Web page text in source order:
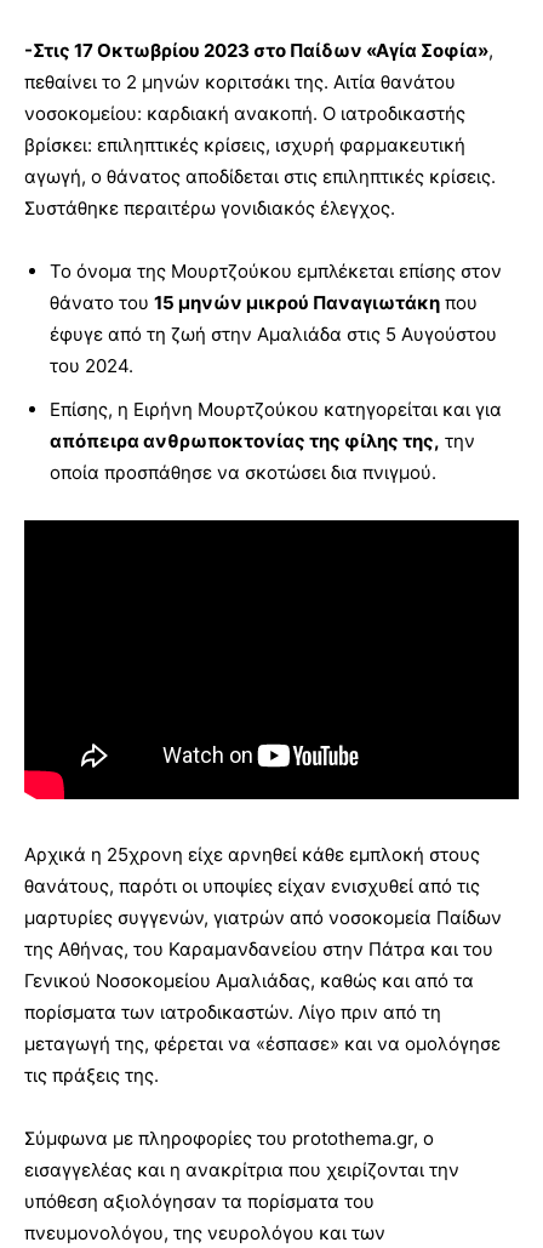
-Στις 17 Οκτωβρίου 2023 στο Παίδων «Αγία Σοφία»,
πεθαίνει το 2 μηνών κοριτσάκι της. Αιτία θανάτου
νοσοκομείου: καρδιακή ανακοπή. Ο ιατροδικαστής
βρίσκει: επιληπτικές κρίσεις, ισχυρή φαρμακευτική
αγωγή, ο θάνατος αποδίδεται στις επιληπτικές κρίσεις.
Συστάθηκε περαιτέρω γονιδιακός έλεγχος.
Το όνομα της Μουρτζούκου εμπλέκεται επίσης στον
θάνατο του 15 μηνών μικρού Παναγιωτάκη που
έφυγε από τη ζωή στην Αμαλιάδα στις 5 Αυγούστου
του 2024.
Επίσης, η Ειρήνη Μουρτζούκου κατηγορείται και για
απόπειρα ανθρωποκτονίας της φίλης της, την
οποία προσπάθησε να σκοτώσει δια πνιγμού.
Αρχικά η 25χρονη είχε αρνηθεί κάθε εμπλοκή στους
θανάτους, παρότι οι υποψίες είχαν ενισχυθεί από τις
μαρτυρίες συγγενών, γιατρών από νοσοκομεία Παίδων
της Αθήνας, του Καραμανδανείου στην Πάτρα και του
Γενικού Νοσοκομείου Αμαλιάδας, καθώς και από τα
πορίσματα των ιατροδικαστών. Λίγο πριν από τη
μεταγωγή της, φέρεται να «έσπασε» και να ομολόγησε
τις πράξεις της.
Σύμφωνα με πληροφορίες του protothema.gr, ο
εισαγγελέας και η ανακρίτρια που χειρίζονται την
υπόθεση αξιολόγησαν τα πορίσματα του
πνευμονολόγου, της νευρολόγου και των